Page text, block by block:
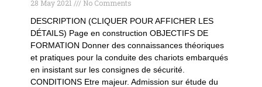
28 May 2021
No Comments
DESCRIPTION (CLIQUER POUR AFFICHER LES
DÉTAILS) Page en construction OBJECTIFS DE
FORMATION Donner des connaissances théoriques
et pratiques pour la conduite des chariots embarqués
en insistant sur les consignes de sécurité.
CONDITIONS Etre majeur. Admission sur étude du